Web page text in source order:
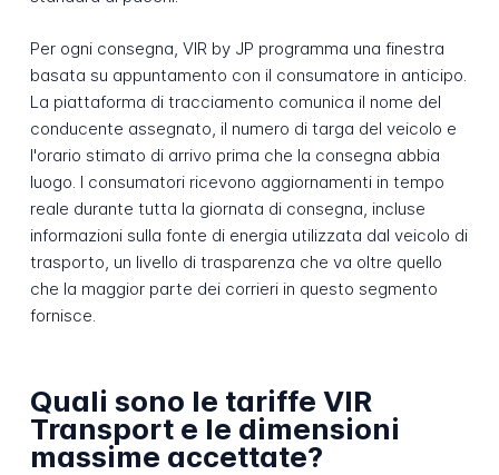
Per ogni consegna, VIR by JP programma una finestra
basata su appuntamento con il consumatore in anticipo.
La piattaforma di tracciamento comunica il nome del
conducente assegnato, il numero di targa del veicolo e
l'orario stimato di arrivo prima che la consegna abbia
luogo. I consumatori ricevono aggiornamenti in tempo
reale durante tutta la giornata di consegna, incluse
informazioni sulla fonte di energia utilizzata dal veicolo di
trasporto, un livello di trasparenza che va oltre quello
che la maggior parte dei corrieri in questo segmento
fornisce.
Quali sono le tariffe VIR
Transport e le dimensioni
massime accettate?